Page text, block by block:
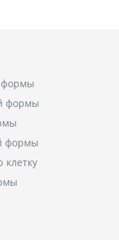
формы
формы
формы